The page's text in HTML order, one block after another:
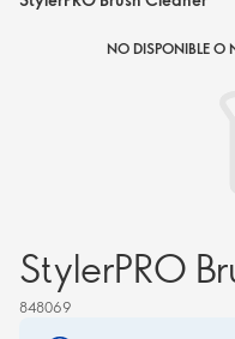
NO DISPONIBLE O
StylerPRO
848069